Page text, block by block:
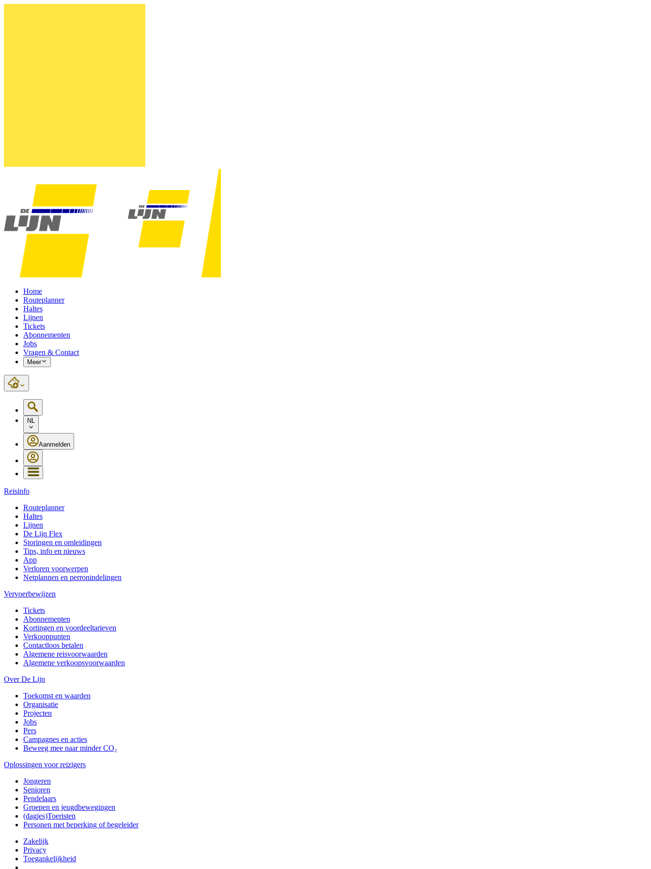
Home
Routeplanner
Haltes
Lijnen
Tickets
Abonnementen
Jobs
Vragen & Contact
Meer
NL
Aanmelden
Reisinfo
Routeplanner
Haltes
Lijnen
De Lijn Flex
Storingen en omleidingen
Tips, info en nieuws
App
Verloren voorwerpen
Netplannen en perronindelingen
Vervoerbewijzen
Tickets
Abonnementen
Kortingen en voordeeltarieven
Verkooppunten
Contactloos betalen
Algemene reisvoorwaarden
Algemene verkoopsvoorwaarden
Over De Lijn
Toekomst en waarden
Organisatie
Projecten
Jobs
Pers
Campagnes en acties
Beweeg mee naar minder CO₂
Oplossingen voor reizigers
Jongeren
Senioren
Pendelaars
Groepen en jeugdbewegingen
(dagjes)Toeristen
Personen met beperking of begeleider
Zakelijk
Privacy
Toegankelijkheid